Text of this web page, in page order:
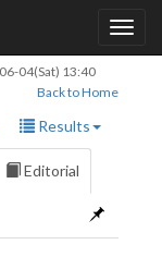
04(Sat) 13:40
Back to Home
Results
Editorial